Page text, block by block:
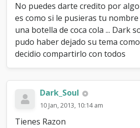
No puedes darte credito por
es como si le pusieras tu
una botella de coca cola ... Dark
pudo haber dejado su tema
decidio compartirlo con todos
Dark_Soul
10 Jan, 2013, 10:14 am
Tienes Razon